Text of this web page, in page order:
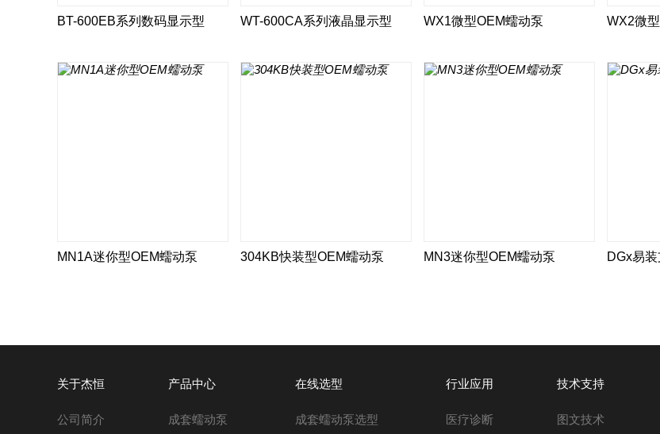
BT-600EB系列数码显示型 WT-600CA系列液晶显示型 WX1微型OEM蠕动泵 WX2微
MN1A迷你型OEM蠕动泵 304KB快装型OEM蠕动泵 MN3迷你型OEM蠕动泵 DGx易
关于杰恒
公司简介
产品中心
成套蠕动泵
在线选型
成套蠕动泵选型
行业应用
医疗诊断
技术支持
图文技术